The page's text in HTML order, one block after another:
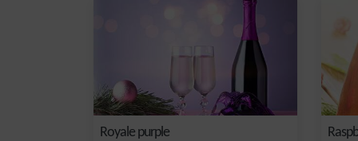
Royale purple